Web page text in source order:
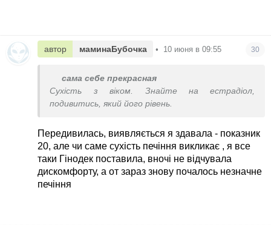
автор маминаБубочка • 10 июня в 09:55 30
сама себе прекрасная
Сухість з віком. Знайте на естрадіол,
подивитись, який його рівень.
Передивилась, виявляється я здавала - показник
20, але чи саме сухість печіння викликає , я все
таки Гінодек поставила, вночі не відчувала
дискомфорту, а от зараз знову почалось незначне
печіння